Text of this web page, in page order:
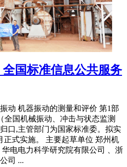
全国标准信息公共服务
动 机器振动的测量和评价 第1部
全国机械振动、冲击与状态监测
口,主管部门为国家标准委。拟实
正式实施。 主要起草单位 郑州机
电电力科学研究院有限公司 、浙
司 ...